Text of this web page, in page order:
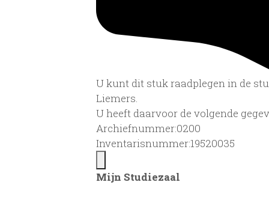
U kunt dit stuk raadplegen in de
Liemers.
U heeft daarvoor de volgende
Archiefnummer:0200
Inventarisnummer:19520035
Mijn Studiezaal